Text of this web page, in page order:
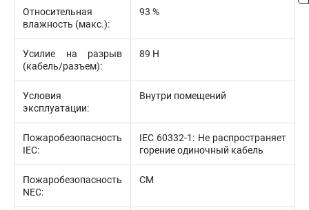
Относительная
влажность (макс.):
93 %
Усилие на разрыв
(кабель/разъем):
89 Н
Условия
эксплуатации:
Внутри помещений
Пожаробезопасность
IEC:
IEC 60332-1: Не распространяет
горение одиночный кабель
Пожаробезопасность
NEC:
CM